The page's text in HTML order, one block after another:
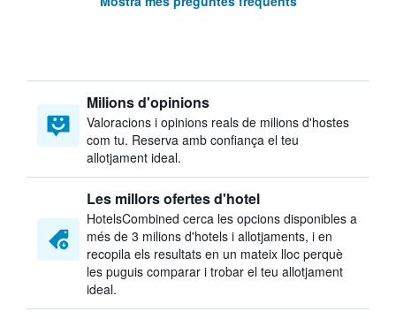
Milions d'opinions
Valoracions i opinions reals de milions d'hostes
com tu. Reserva amb confiança el teu
allotjament ideal.
Les millors ofertes d'hotel
HotelsCombined cerca les opcions disponibles a
més de 3 milions d'hotels i allotjaments, i en
recopila els resultats en un mateix lloc perquè
les puguis comparar i trobar el teu allotjament
ideal.